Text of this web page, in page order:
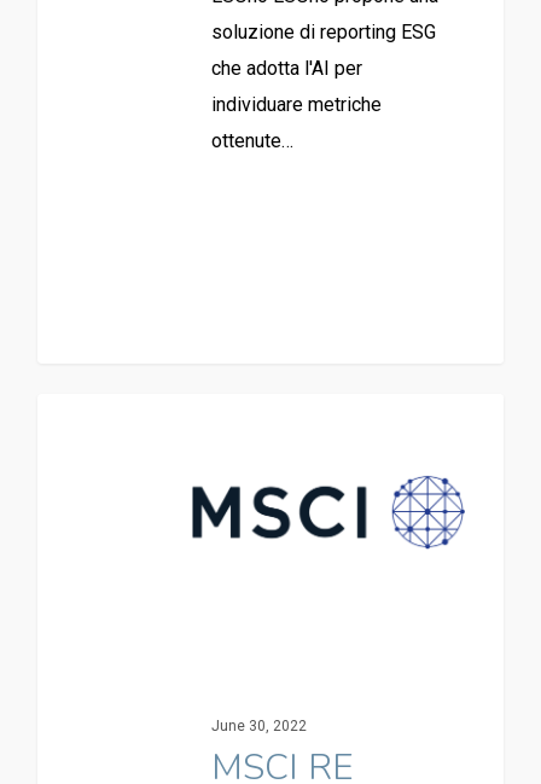
soluzione di reporting ESG
che adotta l'AI per
individuare metriche
ottenute…
June 30, 2022
MSCI RE